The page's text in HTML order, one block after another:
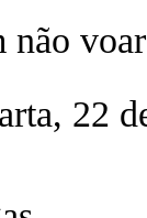
voar
22